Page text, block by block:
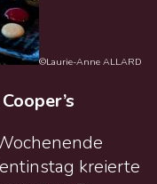
©Laurie-Anne ALLARD
kreierte